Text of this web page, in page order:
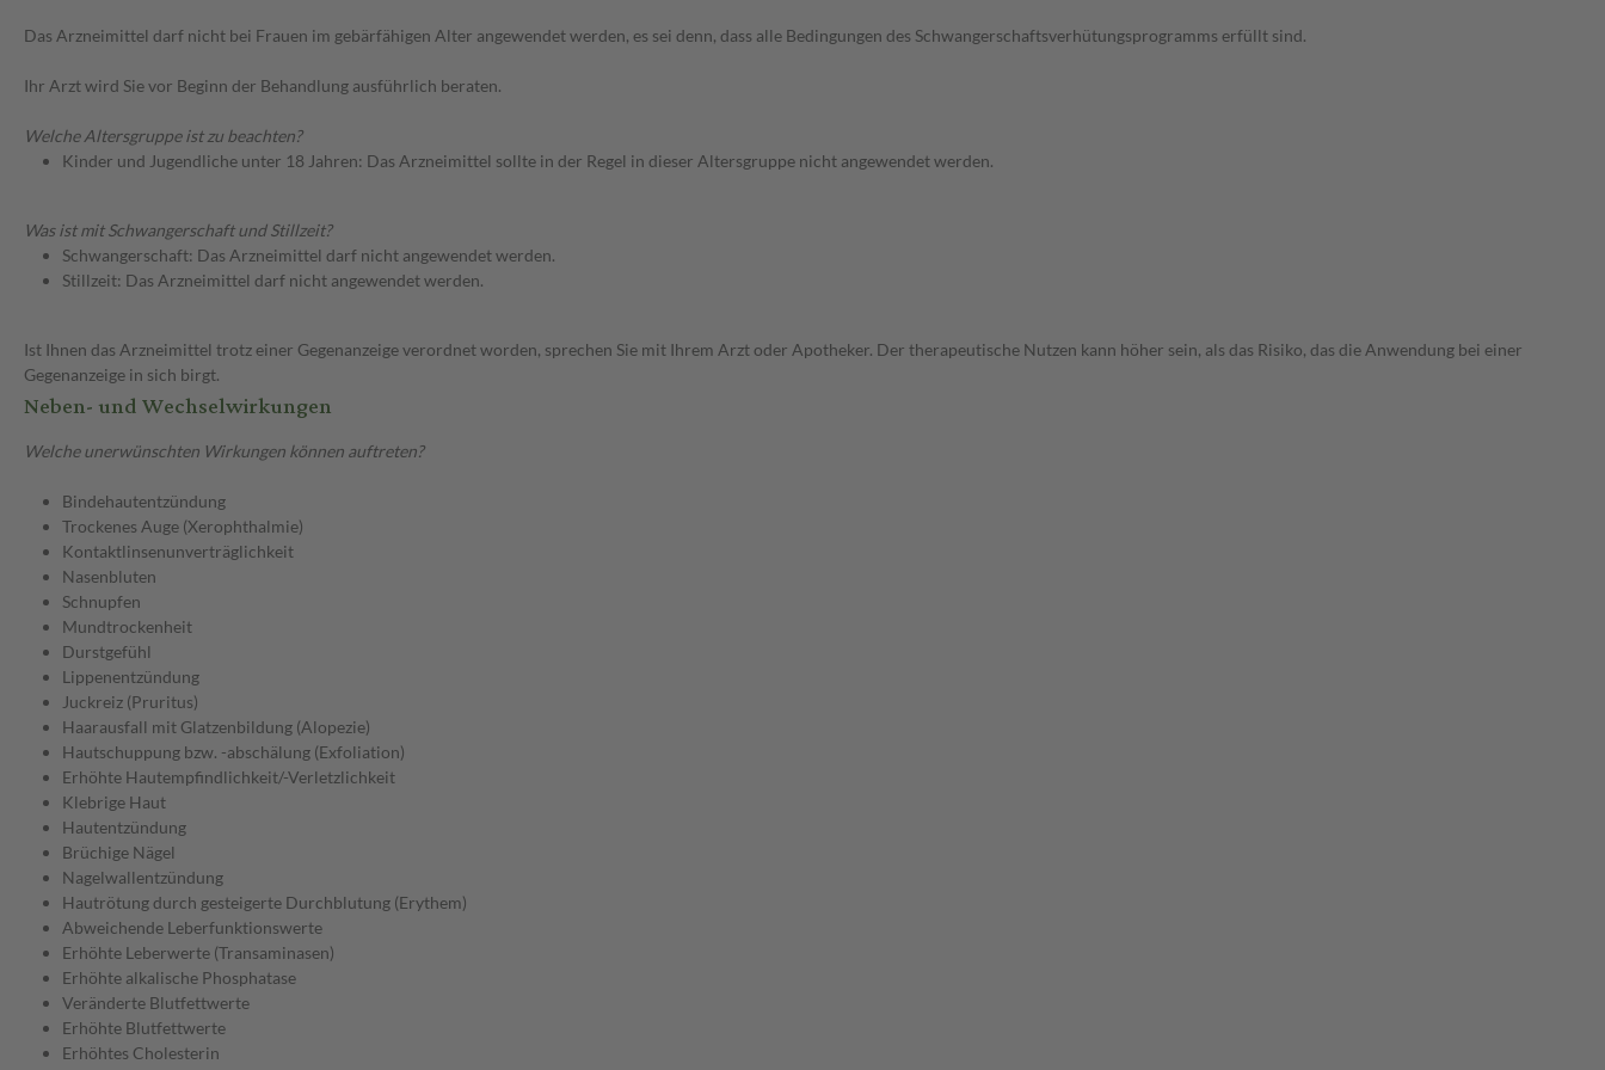
Das Arzneimittel darf nicht bei Frauen im gebärfähigen Alter angewendet werden, es sei denn, dass alle Bedingungen des Schwangerschaftsverhütungsprogramms erfüllt sind.
Ihr Arzt wird Sie vor Beginn der Behandlung ausführlich beraten.
Welche Altersgruppe ist zu beachten?
Kinder und Jugendliche unter 18 Jahren: Das Arzneimittel sollte in der Regel in dieser Altersgruppe nicht angewendet werden.
Was ist mit Schwangerschaft und Stillzeit?
Schwangerschaft: Das Arzneimittel darf nicht angewendet werden.
Stillzeit: Das Arzneimittel darf nicht angewendet werden.
Ist Ihnen das Arzneimittel trotz einer Gegenanzeige verordnet worden, sprechen Sie mit Ihrem Arzt oder Apotheker. Der therapeutische Nutzen kann höher sein, als das Risiko, das die Anwendung bei einer
Gegenanzeige in sich birgt.
Neben- und Wechselwirkungen
Welche unerwünschten Wirkungen können auftreten?
Bindehautentzündung
Trockenes Auge (Xerophthalmie)
Kontaktlinsenunverträglichkeit
Nasenbluten
Schnupfen
Mundtrockenheit
Durstgefühl
Lippenentzündung
Juckreiz (Pruritus)
Haarausfall mit Glatzenbildung (Alopezie)
Hautschuppung bzw. -abschälung (Exfoliation)
Erhöhte Hautempfindlichkeit/-Verletzlichkeit
Klebrige Haut
Hautentzündung
Brüchige Nägel
Nagelwallentzündung
Hautrötung durch gesteigerte Durchblutung (Erythem)
Abweichende Leberfunktionswerte
Erhöhte Leberwerte (Transaminasen)
Erhöhte alkalische Phosphatase
Veränderte Blutfettwerte
Erhöhte Blutfettwerte
Erhöhtes Cholesterin